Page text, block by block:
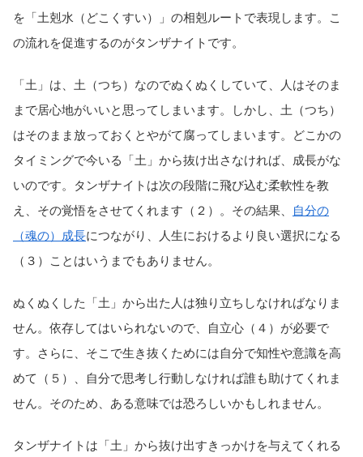
を「土剋水（どこくすい）」の相剋ルートで表現します。こ
の流れを促進するのがタンザナイトです。
「土」は、土（つち）なのでぬくぬくしていて、人はそのま
まで居心地がいいと思ってしまいます。しかし、土（つち）
はそのまま放っておくとやがて腐ってしまいます。どこかの
タイミングで今いる「土」から抜け出さなければ、成長がな
いのです。タンザナイトは次の段階に飛び込む柔軟性を教
え、その覚悟をさせてくれます（２）。その結果、
自分の
（魂の）成長につながり、人生におけるより良い選択になる
（３）ことはいうまでもありません。
ぬくぬくした「土」から出た人は独り立ちしなければなりま
せん。依存してはいられないので、自立心（４）が必要で
す。さらに、そこで生き抜くためには自分で知性や意識を高
めて（５）、自分で思考し行動しなければ誰も助けてくれま
せん。そのため、ある意味では恐ろしいかもしれません。
タンザナイトは「土」から抜け出すきっかけを与えてくれる